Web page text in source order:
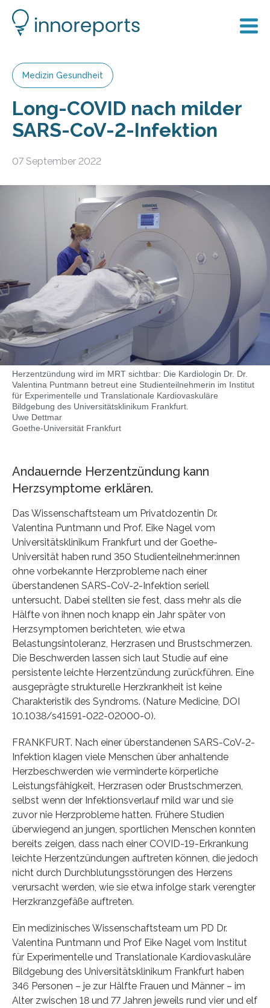
Medizin Gesundheit
Long-COVID nach milder
SARS-CoV-2-Infektion
07 September 2022
Herzentzündung wird im MRT sichtbar: Die Kardiologin Dr. Dr.
Valentina Puntmann betreut eine Studienteilnehmerin im Institut
für Experimentelle und Translationale Kardiovaskuläre
Bildgebung des Universitätsklinikum Frankfurt.
Uwe Dettmar
Goethe-Universität Frankfurt
Andauernde Herzentzündung kann
Herzsymptome erklären.
Das Wissenschaftsteam um Privatdozentin Dr.
Valentina Puntmann und Prof. Eike Nagel vom
Universitätsklinikum Frankfurt und der Goethe-
Universität haben rund 350 Studienteilnehmer:innen
ohne vorbekannte Herzprobleme nach einer
überstandenen SARS-CoV-2-Infektion seriell
untersucht. Dabei stellten sie fest, dass mehr als die
Hälfte von ihnen noch knapp ein Jahr später von
Herzsymptomen berichteten, wie etwa
Belastungsintoleranz, Herzrasen und Brustschmerzen.
Die Beschwerden lassen sich laut Studie auf eine
persistente leichte Herzentzündung zurückführen. Eine
ausgeprägte strukturelle Herzkrankheit ist keine
Charakteristik des Syndroms. (Nature Medicine, DOI
10.1038/s41591-022-02000-0).
FRANKFURT. Nach einer überstandenen SARS-CoV-2-
Infektion klagen viele Menschen über anhaltende
Herzbeschwerden wie verminderte körperliche
Leistungsfähigkeit, Herzrasen oder Brustschmerzen,
selbst wenn der Infektionsverlauf mild war und sie
zuvor nie Herzprobleme hatten. Frühere Studien
überwiegend an jungen, sportlichen Menschen konnten
bereits zeigen, dass nach einer COVID-19-Erkrankung
leichte Herzentzündungen auftreten können, die jedoch
nicht durch Durchblutungsstörungen des Herzens
verursacht werden, wie sie etwa infolge stark verengter
Herzkranzgefäße auftreten.
Ein medizinisches Wissenschaftsteam um PD Dr.
Valentina Puntmann und Prof Eike Nagel vom Institut
für Experimentelle und Translationale Kardiovaskuläre
Bildgebung des Universitätsklinikum Frankfurt haben
346 Personen – je zur Hälfte Frauen und Männer – im
Alter zwischen 18 und 77 Jahren jeweils rund vier und elf